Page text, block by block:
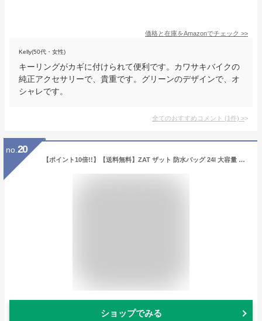
価格と在庫をAmazonでチェック >>
Kelly(50代・女性)
キーリングがカギに付けられて便利です。カワサキバイクの
純正アクセサリーで、貴重です。グリーンのデザインで、オ
シャレです。
全てのおすすめコメント (1件) >
no. 20
【ポイント10倍!!】【送料無料】ZAT ザット 防水バッグ 24l 大容量 リュック ドライバッグ 無縫製バッグ BBQ 海 川 プール 釣り メンズ レディース おしゃれ 鞄 カバン レジャー スポーツ カジュアル アウトドア 雨 通勤 通学 自転車 バイク ツーリング 台風 避難用 水害
ショップでみる